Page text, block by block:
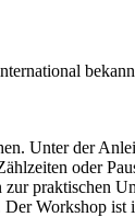
Unter der
oder
praktischen
Der Workshop ist